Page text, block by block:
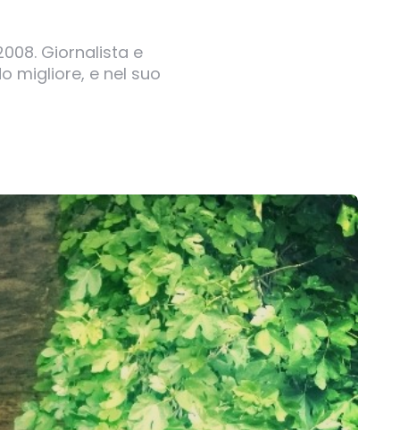
Giornalista e
migliore, e nel suo